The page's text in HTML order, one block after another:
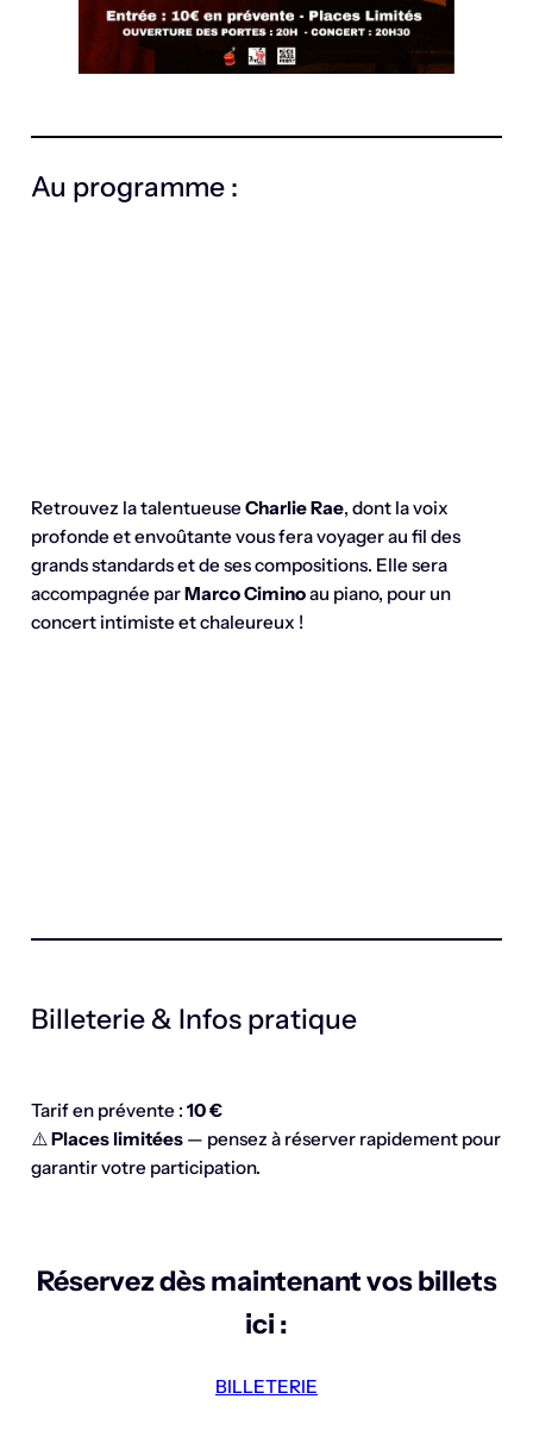
Au programme :
Retrouvez la talentueuseCharlie Rae, dont la voix
profonde et envoûtante vous fera voyager au fil des
grands standards et de ses compositions. Elle sera
accompagnée parMarco Ciminoau piano, pour un
concert intimiste et chaleureux !
Billeterie & Infos pratique
Tarif en prévente : 10 €
⚠️Places limitées— pensez à réserver rapidement pour
garantir votre participation.
Réservez dès maintenant vos billets
ici :
BILLETERIE